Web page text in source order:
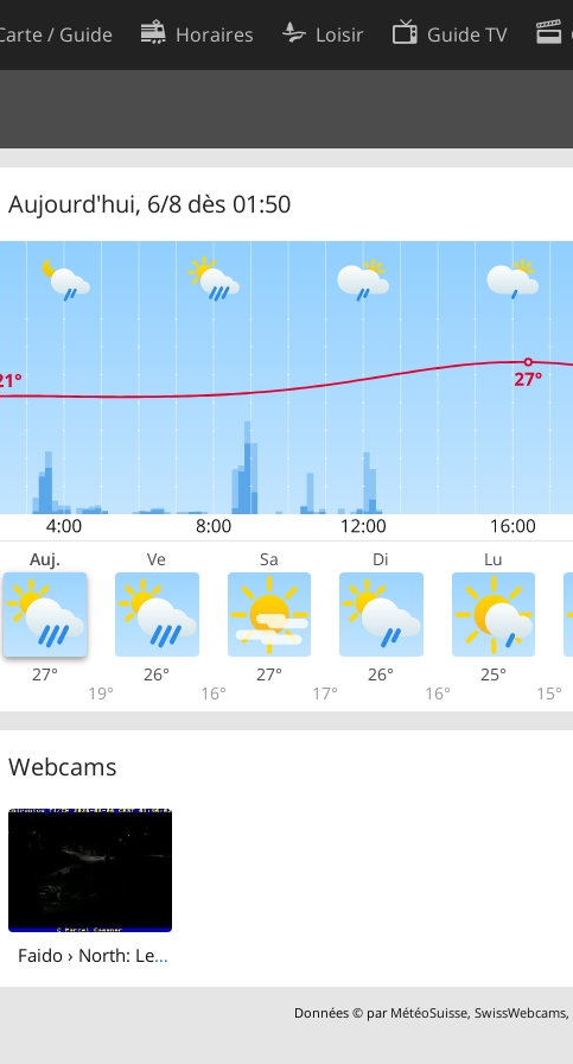
/ Guide Horaires Loisir Guide TV
Aujourd'hui, 6/8 dès 01:50
Auj. Ve Sa Di Lu
27°
19°
26°
16°
27°
17°
26°
16°
25°
15°
Webcams
Faido › North: Leosi - Relax and Boulder Friendly Chalet - Chiesa di Sant'Ambrogio (Chironico)
Données © par MétéoSuisse,SwissWebcams,
Préférences de cookies